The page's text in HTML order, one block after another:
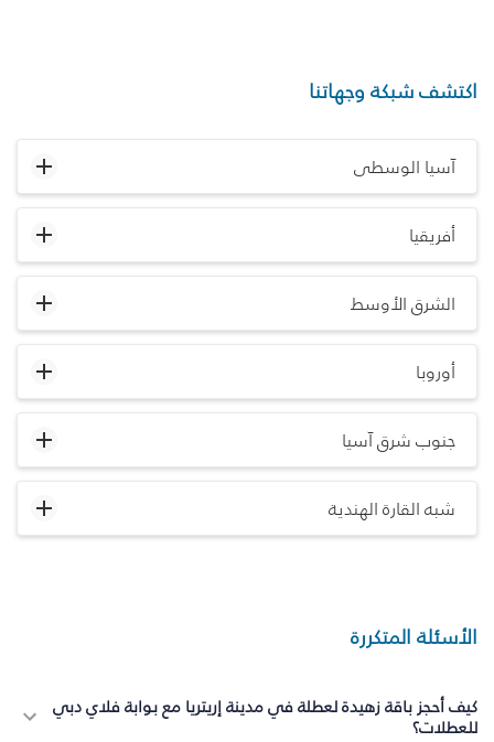
اكتشف شبكة وجهاتنا
آسيا الوسطى
أفريقيا
الشرق الأوسط
أوروبا
جنوب شرق آسيا
شبه القارة الهندية
الأسئلة المتكررة
كيف أحجز باقة زهيدة لعطلة في مدينة إريتريا مع بوابة فلاي دبي
للعطلات؟